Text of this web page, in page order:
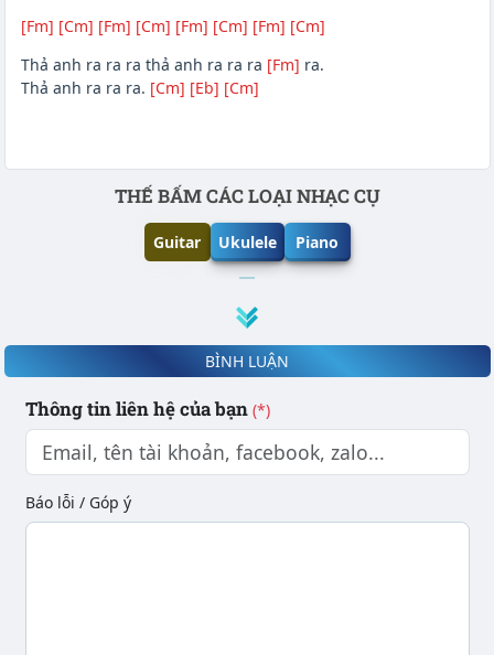
[Fm] [Cm] [Fm] [Cm] [Fm] [Cm] [Fm] [Cm]
Thả anh ra ra ra thả anh ra ra ra [Fm] ra.
Thả anh ra ra ra. [Cm] [Eb] [Cm]
Phần nội dungTHẾ BẤM CÁC LOẠI NHẠC CỤ
Guitar Ukulele Piano
BÌNH LUẬN
Thông tin liên hệ của bạn (*)
Báo lỗi / Góp ý